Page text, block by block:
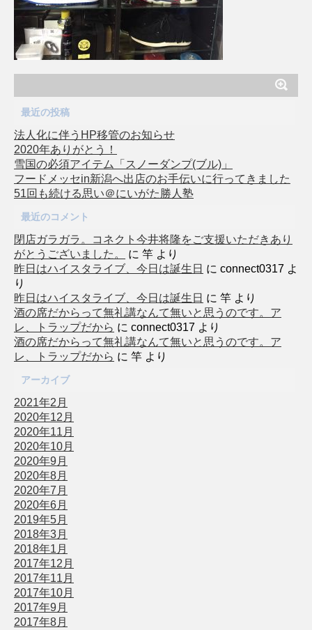
最近の投稿
法人化に伴うHP移管のお知らせ
2020年ありがとう！
雪国の必須アイテム「スノーダンプ(ブル)」
フードメッセin新潟へ出店のお手伝いに行ってきました
51回も続ける思い＠にいがた勝人塾
最近のコメント
閉店ガラガラ。コネクト今井将隆をご支援いただきあり
がとうございました。
に 竿 より
昨日はハイスタライブ、今日は誕生日 に connect0317 よ
り
昨日はハイスタライブ、今日は誕生日 に 竿 より
酒の席だからって無礼講なんて無いと思うのです。ア
レ、トラップだから に connect0317 より
酒の席だからって無礼講なんて無いと思うのです。ア
レ、トラップだから に 竿 より
アーカイブ
2021年2月
2020年12月
2020年11月
2020年10月
2020年9月
2020年8月
2020年7月
2020年6月
2019年5月
2018年3月
2018年1月
2017年12月
2017年11月
2017年10月
2017年9月
2017年8月